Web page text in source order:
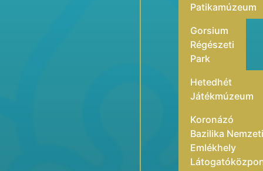
Patikamúzeum
Gorsium
Régészeti
Park
Hetedhét
Játékmúzeum
Koronázó
Bazilika Nemzeti
Emlékhely